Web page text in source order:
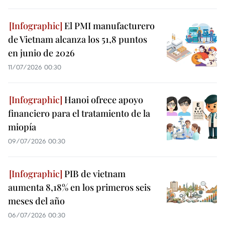
El PMI manufacturero
de Vietnam alcanza los 51,8 puntos
en junio de 2026
11/07/2026 00:30
Hanoi ofrece apoyo
financiero para el tratamiento de la
miopía
09/07/2026 00:30
PIB de vietnam
aumenta 8,18% en los primeros seis
meses del año
06/07/2026 00:30